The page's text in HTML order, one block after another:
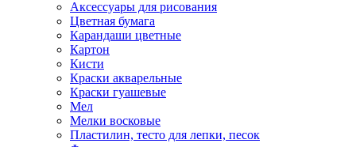
Аксессуары для рисования
Цветная бумага
Карандаши цветные
Картон
Кисти
Краски акварельные
Краски гуашевые
Мел
Мелки восковые
Пластилин, тесто для лепки, песок